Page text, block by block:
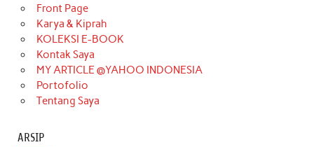
o
k
r
a
m
Front Page
Karya & Kiprah
KOLEKSI E-BOOK
Kontak Saya
MY ARTICLE @YAHOO INDONESIA
Portofolio
Tentang Saya
ARSIP